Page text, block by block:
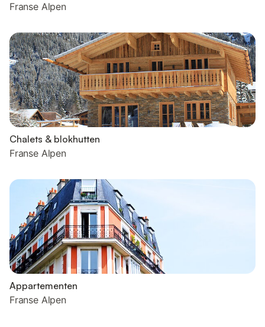
Franse Alpen
Chalets & blokhutten
Franse Alpen
Appartementen
Franse Alpen